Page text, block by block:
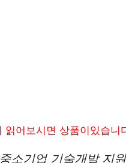
읽어보시면 상품이있습니
소기업 기술개발 지